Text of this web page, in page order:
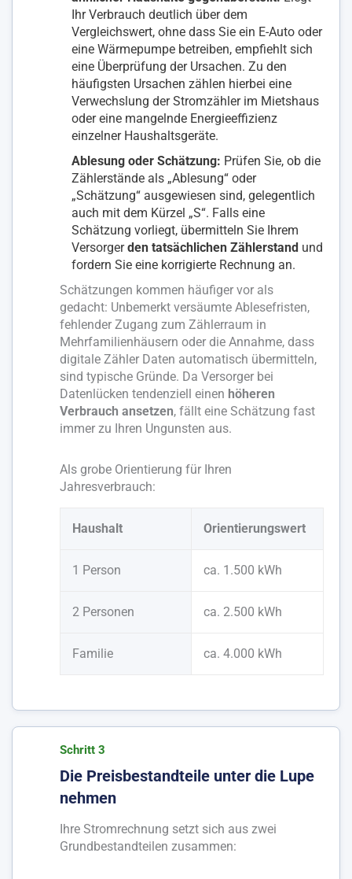
Ihr Verbrauch deutlich über dem
Vergleichswert, ohne dass Sie ein E-Auto oder
eine Wärmepumpe betreiben, empfiehlt sich
eine Überprüfung der Ursachen. Zu den
häufigsten Ursachen zählen hierbei eine
Verwechslung der Stromzähler im Mietshaus
oder eine mangelnde Energieeffizienz
einzelner Haushaltsgeräte.
Ablesung oder Schätzung: Prüfen Sie, ob die
Zählerstände als „Ablesung“ oder
„Schätzung“ ausgewiesen sind, gelegentlich
auch mit dem Kürzel „S“. Falls eine
Schätzung vorliegt, übermitteln Sie Ihrem
Versorgerden tatsächlichen Zählerstand und
fordern Sie eine korrigierte Rechnung an.
Schätzungen kommen häufiger vor als
gedacht: Unbemerkt versäumte Ablesefristen,
fehlender Zugang zum Zählerraum in
Mehrfamilienhäusern oder die Annahme, dass
digitale Zähler Daten automatisch übermitteln,
sind typische Gründe. Da Versorger bei
Datenlücken tendenziell einen höheren
Verbrauch ansetzen, fällt eine Schätzung fast
immer zu Ihren Ungunsten aus.
Als grobe Orientierung für Ihren
Jahresverbrauch:
Haushalt Orientierungswert
1 Person ca. 1.500 kWh
2 Personen ca. 2.500 kWh
Familie ca. 4.000 kWh
Schritt 3
Die Preisbestandteile unter die Lupe
nehmen
Ihre Stromrechnung setzt sich aus zwei
Grundbestandteilen zusammen: